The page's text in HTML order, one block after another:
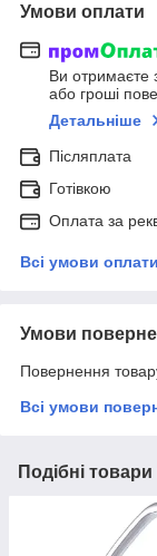
Умови оплати
Ви отримаєте
або гроші
Детальніше
Післяплата
Готівкою
Оплата за
Всі умови оплати
Умови
Повернення
Всі умови
Подібні товари